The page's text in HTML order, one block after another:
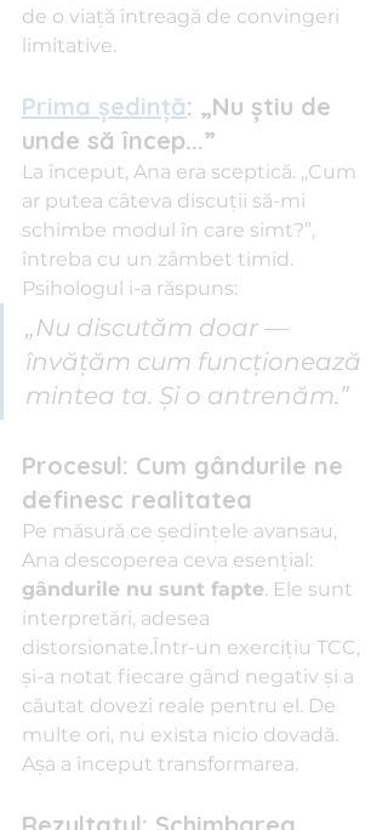
de o viață întreagă de convingeri
limitative.
Prima ședință: „Nu știu de
unde să încep...”
La început, Ana era sceptică. „Cum
ar putea câteva discuții să-mi
schimbe modul în care simt?”,
întreba cu un zâmbet timid.
Psihologul i-a răspuns:
„Nu discutăm doar —
învățăm cum funcționează
mintea ta. Și o antrenăm.”
Procesul: Cum gândurile ne
definesc realitatea
Pe măsură ce ședințele avansau,
Ana descoperea ceva esențial:
gândurile nu sunt fapte. Ele sunt
interpretări, adesea
distorsionate.Într-un exercițiu TCC,
și-a notat fiecare gând negativ și a
căutat dovezi reale pentru el. De
multe ori, nu exista nicio dovadă.
Așa a început transformarea.